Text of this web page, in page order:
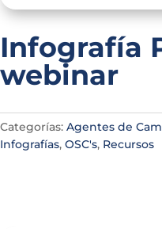
Infografía
webinar
Categorías: Agentes de
Infografías, OSC's, Recursos